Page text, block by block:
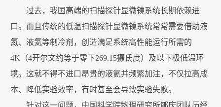
过去，我国高端的扫描探针显微镜系统长期依赖进
口。而且传统的低温扫描探针显微镜系统常常需要借助液
氮、液氦等制冷剂，创造满足系统高性能运行所需的
4K（4开尔文约等于零下269.15摄氏度）及以下极低温环
境。这就不得不进口昂贵的液氦并频繁加注，不仅拉高成
本、降低实验效率，有时甚至会导致实验失败。